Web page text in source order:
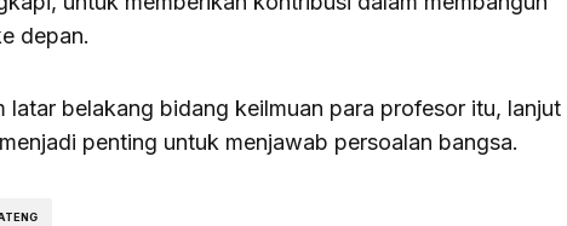
depan.
latar belakang bidang keilmuan para profesor itu, lanjut
penting untuk menjawab persoalan bangsa.